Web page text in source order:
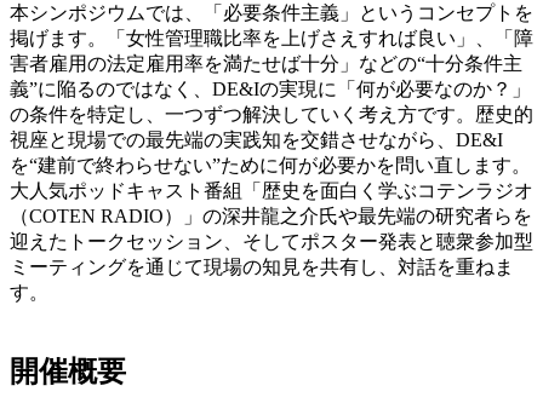
本シンポジウムでは、「必要条件主義」というコンセプトを
掲げます。「女性管理職比率を上げさえすれば良い」、「障
害者雇用の法定雇用率を満たせば十分」などの“十分条件主
義”に陥るのではなく、DE&Iの実現に「何が必要なのか？」
の条件を特定し、一つずつ解決していく考え方です。歴史的
視座と現場での最先端の実践知を交錯させながら、DE&I
を“建前で終わらせない”ために何が必要かを問い直します。
大人気ポッドキャスト番組「歴史を面白く学ぶコテンラジオ
（COTEN RADIO）」の深井龍之介氏や最先端の研究者らを
迎えたトークセッション、そしてポスター発表と聴衆参加型
ミーティングを通じて現場の知見を共有し、対話を重ねま
す。
開催概要